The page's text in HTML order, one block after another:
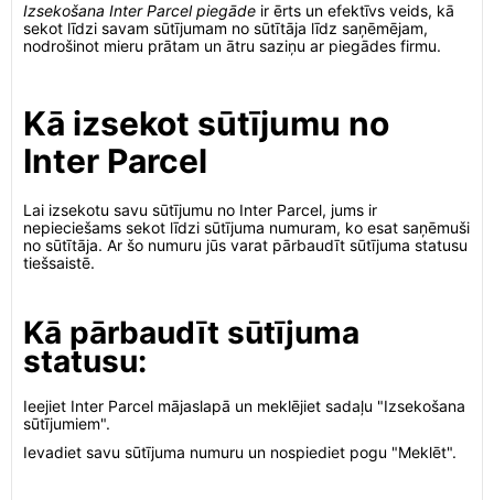
Izsekošana Inter Parcel piegāde ir ērts un efektīvs veids, kā
sekot līdzi savam sūtījumam no sūtītāja līdz saņēmējam,
nodrošinot mieru prātam un ātru saziņu ar piegādes firmu.
Kā izsekot sūtījumu no
Inter Parcel
Lai izsekotu savu sūtījumu no Inter Parcel, jums ir
nepieciešams sekot līdzi sūtījuma numuram, ko esat saņēmuši
no sūtītāja. Ar šo numuru jūs varat pārbaudīt sūtījuma statusu
tiešsaistē.
Kā pārbaudīt sūtījuma
statusu:
Ieejiet Inter Parcel mājaslapā un meklējiet sadaļu "Izsekošana
sūtījumiem".
Ievadiet savu sūtījuma numuru un nospiediet pogu "Meklēt".